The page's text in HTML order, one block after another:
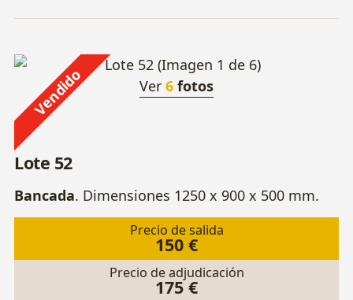
Vendido Ver 6 fotos
Lote 52
Bancada. Dimensiones 1250 x 900 x 500 mm.
Precio de salida
150 €
Precio de adjudicación
175 €